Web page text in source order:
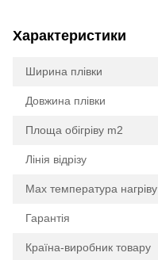
Характеристики
Ширина плівки
Довжина плівки
Площа обігріву m2
Лінія відрізу
Max температура нагріву
Гарантія
Країна-виробник товару